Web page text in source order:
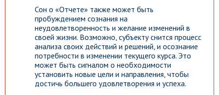
Сон о «Отчете» также может быть
пробуждением сознания на
неудовлетворенность и желание изменений в
своей жизни. Возможно, субъекту снится процесс
анализа своих действий и решений, и осознание
потребности в изменении текущего курса. Это
может быть сигналом о необходимости
установить новые цели и направления, чтобы
достичь большего удовлетворения и успеха.